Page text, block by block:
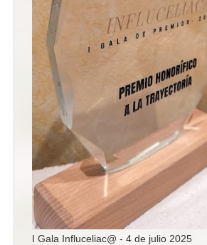
I Gala Influceliac@ - 4 de julio 2025